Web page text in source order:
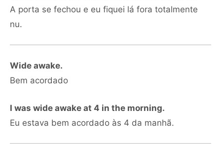
A porta se fechou e eu fiquei lá fora totalmente
nu.
Wide awake.
Bem acordado
I was wide awake at 4 in the morning.
Eu estava bem acordado às 4 da manhã.